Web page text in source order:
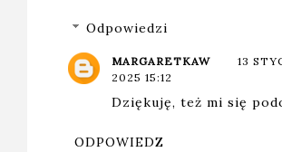
Odpowiedzi
MARGARETKAW
13
2025 15:12
Dziękuję, też mi się
ODPOWIEDZ